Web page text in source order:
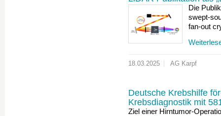
Die
swept-
fan-out
18.03.2025 AG Karpf
Deutsche Krebshilfe
Krebsdiagnostik mit
Ziel einer Hirntumor-